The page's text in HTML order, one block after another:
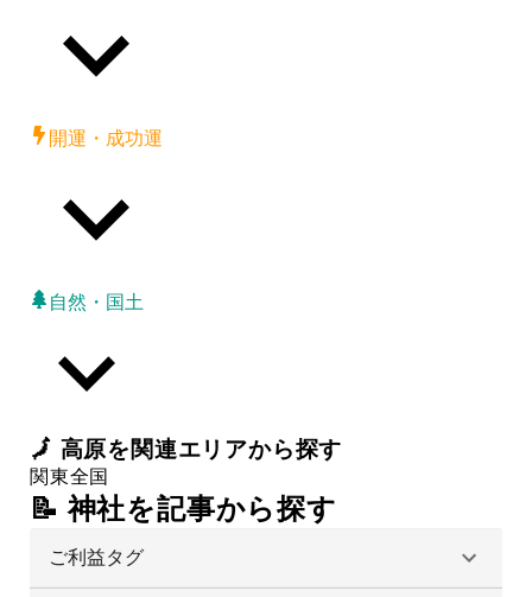
開運・成功運
自然・国土
🗾 高原を関連エリアから探す
関東全国
📝 神社を記事から探す
ご利益タグ